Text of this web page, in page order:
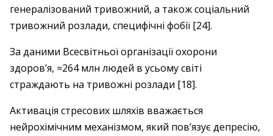
генералізований тривожний, а також соціальний
тривожний розлади, специфічні фобії [24].
За даними Всесвітньої організації охорони
здоров’я, ≈264 млн людей в усьому світі
страждають на тривожні розлади [18].
Активація стресових шляхів вважається
нейрохімічним механізмом, який пов’язує депресію,